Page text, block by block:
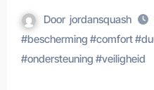
Door jordansquash
#bescherming #comfort#
#ondersteuning #veiligheid